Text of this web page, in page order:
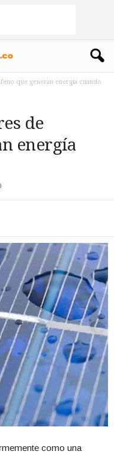
que generan energía cuando
de
energía
como una